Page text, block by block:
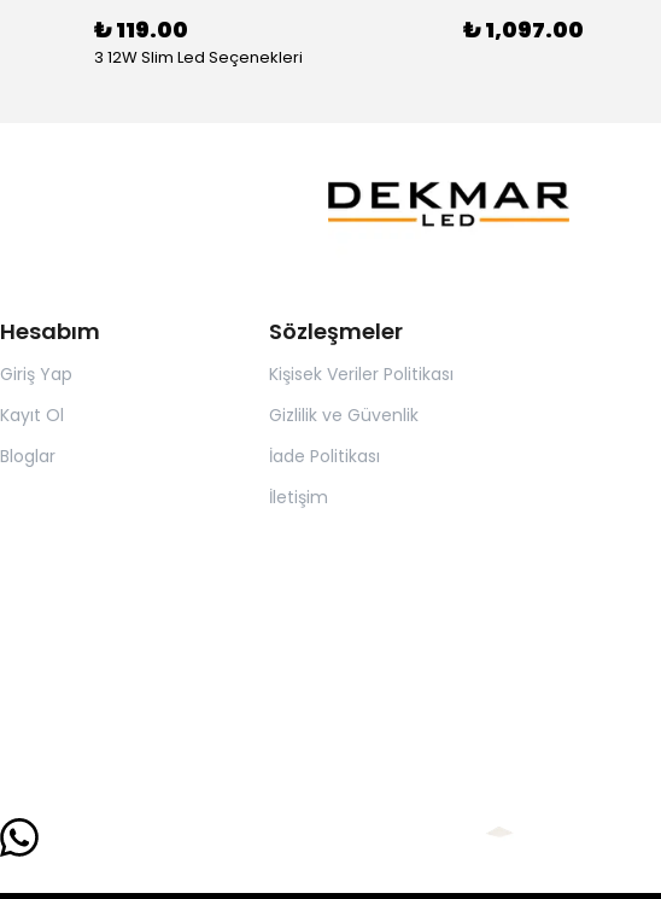
₺ 119.00
3 12W Slim Led Seçenekleri
₺ 1,097.00
Hesabım
Giriş Yap
Kayıt Ol
Bloglar
Sözleşmeler
Kişisek Veriler Politikası
Gizlilik ve Güvenlik
İade Politikası
İletişim